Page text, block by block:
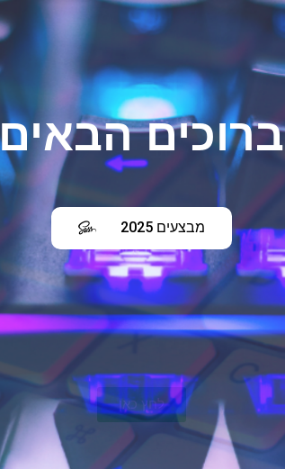
ברוכים
מבצעים 2025
לחץ כאן